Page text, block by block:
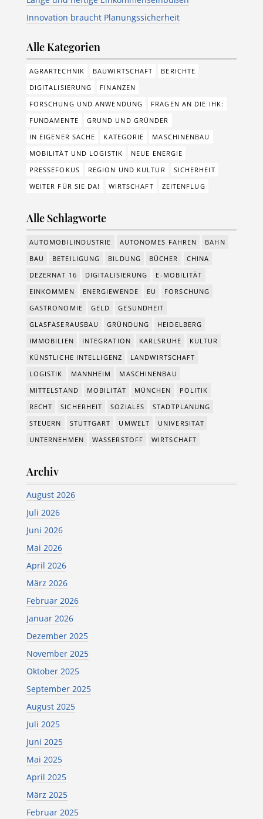
Innovation braucht Planungssicherheit
Alle Kategorien
AGRARTECHNIK BAUWIRTSCHAFT
BERICHTE
DIGITALISIERUNG
FINANZEN
FORSCHUNG UND ANWENDUNG
FRAGEN AN DIE IHK:
FUNDAMENTE
GRUND UND GRÜNDER
IN EIGENER SACHE
KATEGORIE
MASCHINENBAU
MOBILITÄT UND LOGISTIK
NEUE ENERGIE
PRESSEFOKUS
REGION UND KULTUR
SICHERHEIT
WEITER FÜR SIE DA!
WIRTSCHAFT ZEITENFLUG
Alle Schlagworte
AUTOMOBILINDUSTRIE AUTONOMES FAHREN
BAHN
BAU
BETEILIGUNG BILDUNG BÜCHER
CHINA
DEZERNAT 16
DIGITALISIERUNG
E-MOBILITÄT
EINKOMMEN
ENERGIEWENDE EU
FORSCHUNG
GASTRONOMIE
GELD
GESUNDHEIT
GLASFASERAUSBAU
GRÜNDUNG
HEIDELBERG
IMMOBILIEN
INTEGRATION KARLSRUHE
KULTUR
KÜNSTLICHE INTELLIGENZ
LANDWIRTSCHAFT
LOGISTIK
MANNHEIM
MASCHINENBAU
MITTELSTAND
MOBILITÄT MÜNCHEN
POLITIK
RECHT
SICHERHEIT SOZIALES
STADTPLANUNG
STEUERN
STUTTGART UMWELT
UNIVERSITÄT
UNTERNEHMEN
WASSERSTOFF WIRTSCHAFT
Archiv
August 2026
Juli 2026
Juni 2026
Mai 2026
April 2026
März 2026
Februar 2026
Januar 2026
Dezember 2025
November 2025
Oktober 2025
September 2025
August 2025
Juli 2025
Juni 2025
Mai 2025
April 2025
März 2025
Februar 2025